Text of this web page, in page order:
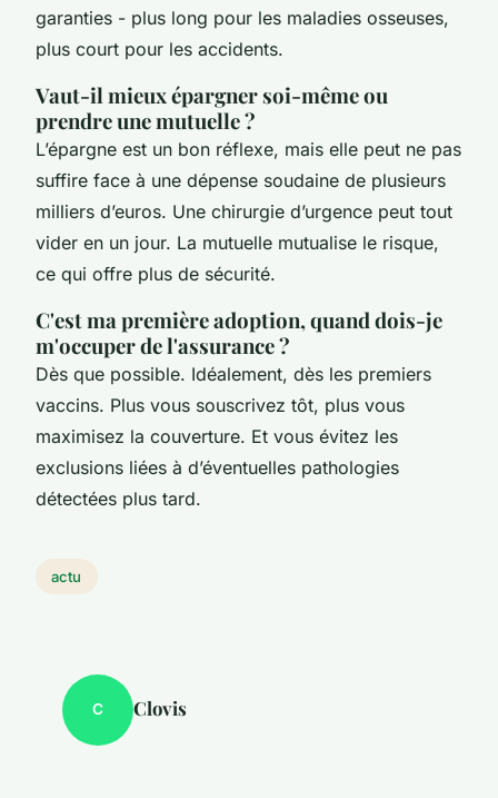
garanties - plus long pour les maladies osseuses,
plus court pour les accidents.
Vaut-il mieux épargner soi-même ou
prendre une mutuelle ?
L’épargne est un bon réflexe, mais elle peut ne pas
suffire face à une dépense soudaine de plusieurs
milliers d’euros. Une chirurgie d’urgence peut tout
vider en un jour. La mutuelle mutualise le risque,
ce qui offre plus de sécurité.
C'est ma première adoption, quand dois-je
m'occuper de l'assurance ?
Dès que possible. Idéalement, dès les premiers
vaccins. Plus vous souscrivez tôt, plus vous
maximisez la couverture. Et vous évitez les
exclusions liées à d’éventuelles pathologies
détectées plus tard.
actu
C Clovis